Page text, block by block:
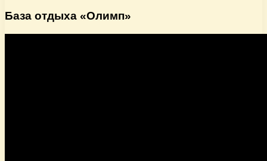
База отдыха «Олимп»